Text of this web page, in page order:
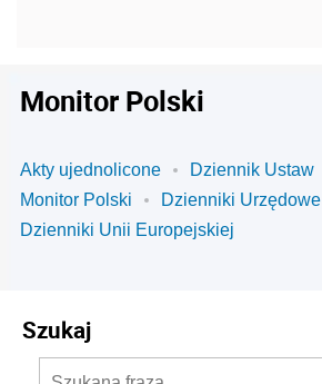
Monitor Polski
Akty ujednolicone
Dziennik Ustaw
Monitor Polski
Dzienniki Urzędowe
Dzienniki Unii Europejskiej
Szukaj